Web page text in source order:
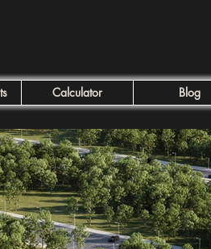
Calculator Blog